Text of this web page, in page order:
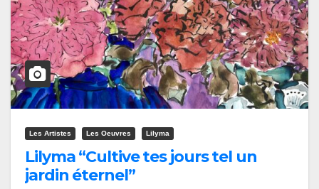
Les Artistes Les Oeuvres Lilyma
Lilyma “Cultive tes jours tel un
jardin éternel”